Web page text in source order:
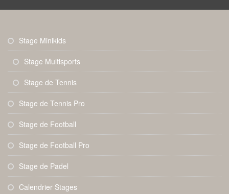
Stage Minikids
Stage Multisports
Stage de Tennis
Stage de Tennis Pro
Stage de Football
Stage de Football Pro
Stage de Padel
Calendrier Stages